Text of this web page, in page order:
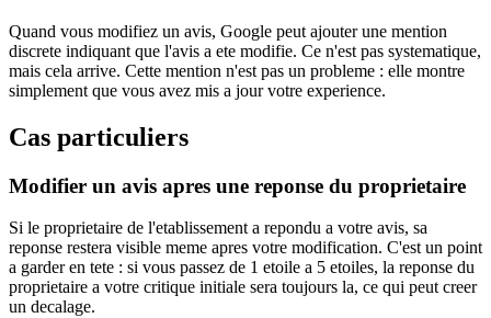
Quand vous modifiez un avis, Google peut ajouter une mention
discrete indiquant que l'avis a ete modifie. Ce n'est pas systematique,
mais cela arrive. Cette mention n'est pas un probleme : elle montre
simplement que vous avez mis a jour votre experience.
Cas particuliers
Modifier un avis apres une reponse du proprietaire
Si le proprietaire de l'etablissement a repondu a votre avis, sa
reponse restera visible meme apres votre modification. C'est un point
a garder en tete : si vous passez de 1 etoile a 5 etoiles, la reponse du
proprietaire a votre critique initiale sera toujours la, ce qui peut creer
un decalage.